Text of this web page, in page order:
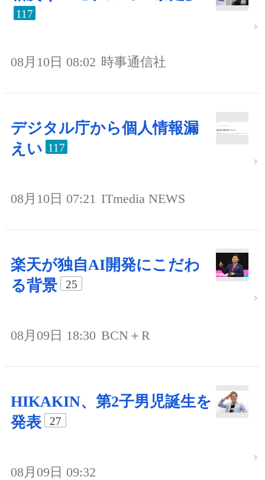
117
08月10日 08:02 時事通信社
デジタル庁から個人情報漏
えい 117
08月10日 07:21 ITmedia NEWS
楽天が独自AI開発にこだわ
る背景
25
08月09日 18:30 BCN＋R
HIKAKIN、第2子男児誕生を
発表
27
08月09日 09:32